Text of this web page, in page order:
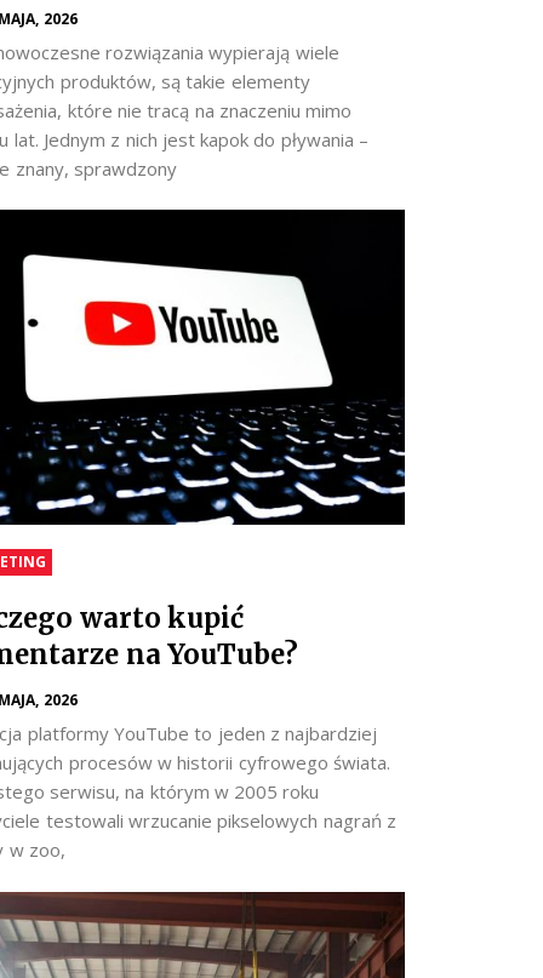
2026
rozwiązania wypierają wiele
produktów, są takie elementy
które nie tracą na znaczeniu mimo
lat. Jednym z nich jest kapok do pływania –
znany, sprawdzony
warto kupić
na YouTube?
2026
platformy YouTube to jeden z najbardziej
procesów w historii cyfrowego świata.
serwisu, na którym w 2005 roku
testowali wrzucanie pikselowych nagrań z
w zoo,